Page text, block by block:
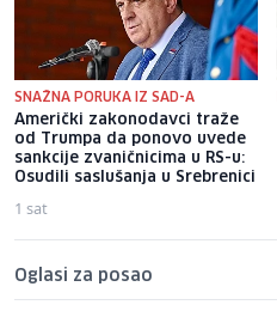
SNAŽNA PORUKA IZ SAD-A
Američki zakonodavci traže
od Trumpa da ponovo uvede
sankcije zvaničnicima u RS-u:
Osudili saslušanja u Srebrenici
1 sat
Oglasi za posao